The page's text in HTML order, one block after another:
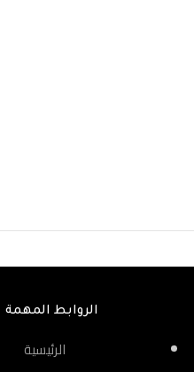
الروابط المهمة
الرئيسية